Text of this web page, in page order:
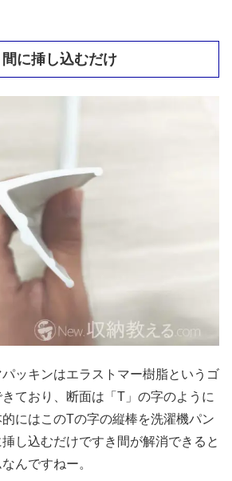
に挿し込むだけ
ッキンはエラストマー樹脂というゴ
ており、断面は「T」の字のように
にはこのTの字の縦棒を洗濯機パン
し込むだけですき間が解消できると
んですねー。